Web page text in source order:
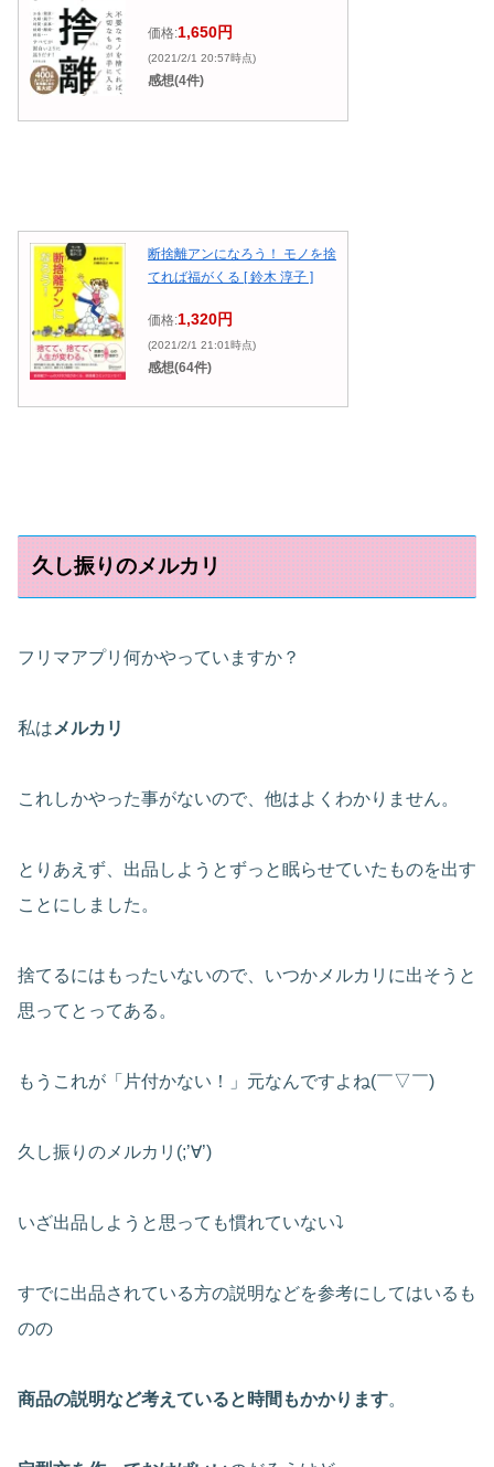
価格:1,650円
(2021/2/1 20:57時点)
感想(4件)
断捨離アンになろう！ モノを捨
てれば福がくる [ 鈴木 淳子 ]
価格:1,320円
(2021/2/1 21:01時点)
感想(64件)
久し振りのメルカリ
フリマアプリ何かやっていますか？
私は メルカリ
これしかやった事がないので、他はよくわかりません。
とりあえず、出品しようとずっと眠らせていたものを出す
ことにしました。
捨てるにはもったいないので、いつかメルカリに出そうと
思ってとってある。
もうこれが「片付かない！」元なんですよね(￣▽￣)
久し振りのメルカリ(;’∀’)
いざ出品しようと思っても慣れていない⤵
すでに出品されている方の説明などを参考にしてはいるも
のの
商品の説明など考えていると時間もかかります。